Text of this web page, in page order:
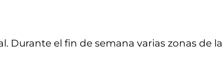
Durante el fin de semana varias zonas de la